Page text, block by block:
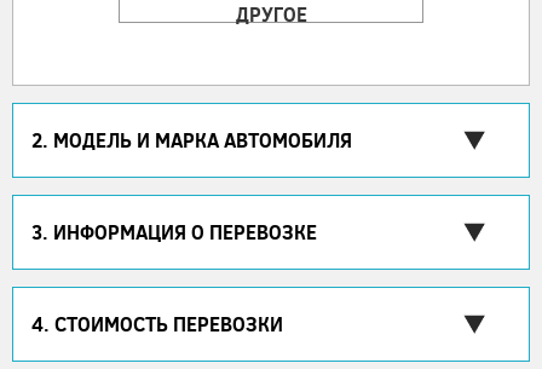
ДРУГОЕ
2. МОДЕЛЬ И МАРКА АВТОМОБИЛЯ
3. ИНФОРМАЦИЯ О ПЕРЕВОЗКЕ
4. СТОИМОСТЬ ПЕРЕВОЗКИ